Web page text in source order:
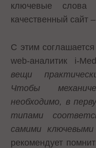
ключевые слова
качественный сайт
С этим соглашается
web-аналитик i-
вещи
Чтобы
необходимо, в
типами
самими ключевыми
рекомендует